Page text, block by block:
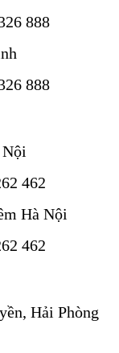
888
888
462
Hà Nội
462
Hải Phòng